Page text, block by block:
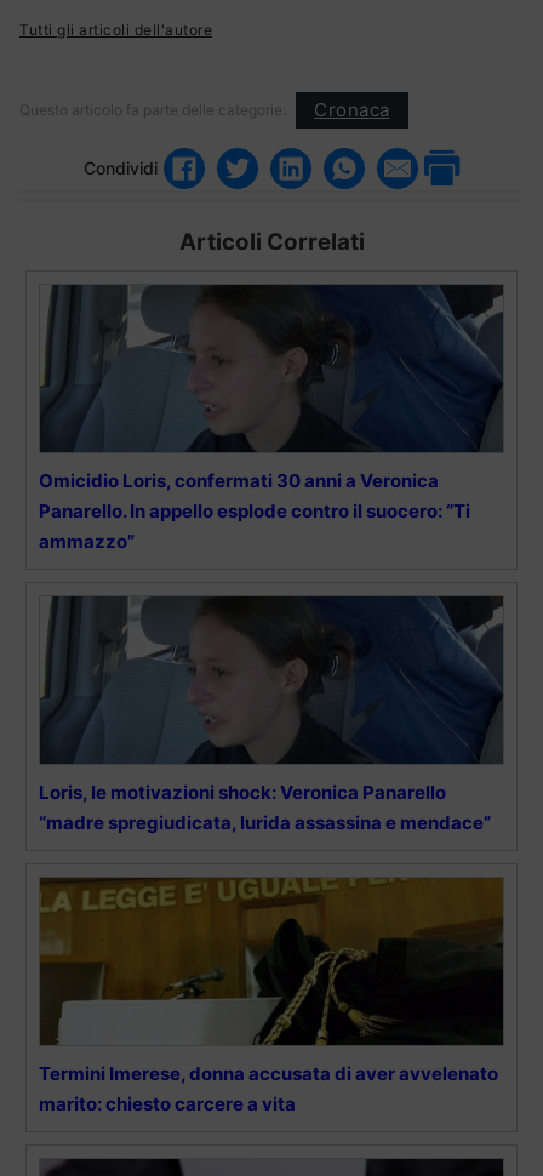
Tutti gli articoli dell'autore
Questo articolo fa parte delle categorie: Cronaca
Condividi
Articoli Correlati
Omicidio Loris, confermati 30 anni a Veronica
Panarello. In appello esplode contro il suocero: “Ti
ammazzo”
Loris, le motivazioni shock: Veronica Panarello
“madre spregiudicata, lurida assassina e mendace”
Termini Imerese, donna accusata di aver avvelenato
marito: chiesto carcere a vita